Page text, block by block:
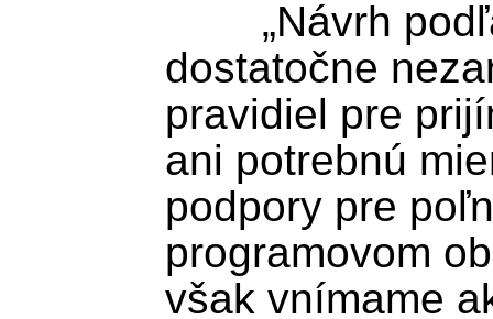
dostatočne
pravidiel pre
ani potrebnú
podpory pre
programovom
však vnímame